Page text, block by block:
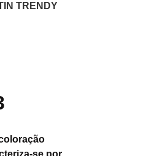
TRENDY
se por